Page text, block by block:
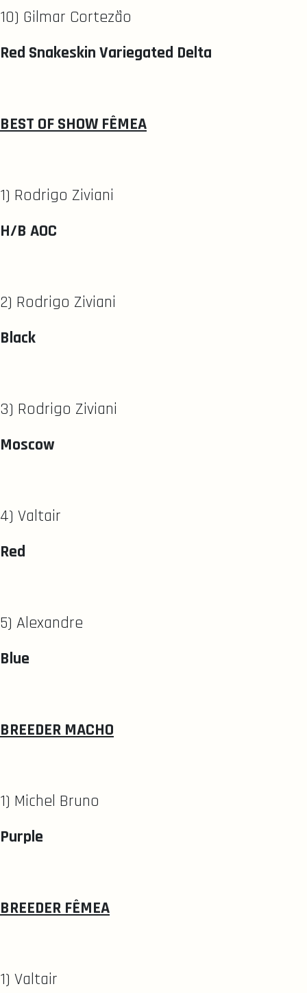
10) Gilmar Cortezão
Red Snakeskin Variegated Delta
BEST OF SHOW FÊMEA
1) Rodrigo Ziviani
H/B AOC
2) Rodrigo Ziviani
Black
3) Rodrigo Ziviani
Moscow
4) Valtair
Red
5) Alexandre
Blue
BREEDER MACHO
1) Michel Bruno
Purple
BREEDER FÊMEA
1) Valtair